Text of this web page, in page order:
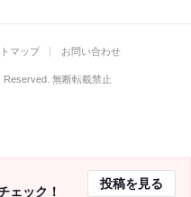
ェック！
投稿を見る
マップ お問い合わせ
Reserved. 無断転載禁止